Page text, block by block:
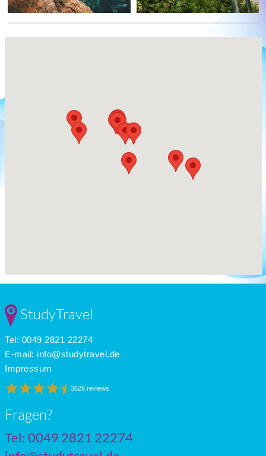
StudyTravel
Tel: 0049 2821 22274
E-mail: info@studytravel.de
Impressum
3626 reviews
Fragen?
Tel: 0049 2821 22274